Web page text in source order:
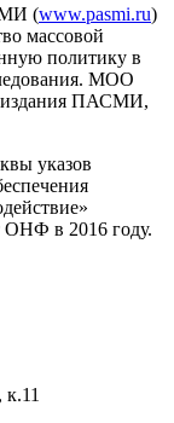
(www.pasmi.ru)
массовой
политику в
МОО
издания ПАСМИ,
указов
ОНФ в 2016 году.